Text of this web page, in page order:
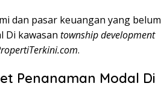
dan pasar keuangan yang belum
Di kawasan township development
.
Penanaman Modal Di